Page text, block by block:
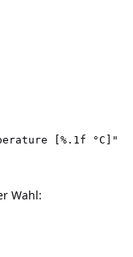
Wahl: